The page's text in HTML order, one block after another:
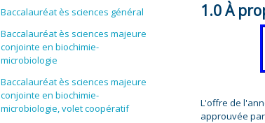
Baccalauréat ès sciences général
Baccalauréat ès sciences majeure
conjointe en biochimie-
microbiologie
Baccalauréat ès sciences majeure
conjointe en biochimie-
microbiologie, volet coopératif
1.0 À
L'offre de
approuvée